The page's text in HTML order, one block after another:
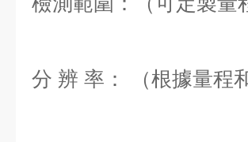
分 辨 率： （根據量程